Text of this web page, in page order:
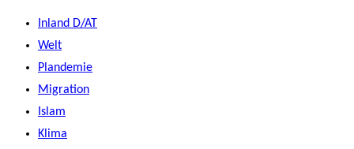
Zum
Inhalt
springen
Inland D/AT
Welt
Plandemie
Migration
Islam
Klima